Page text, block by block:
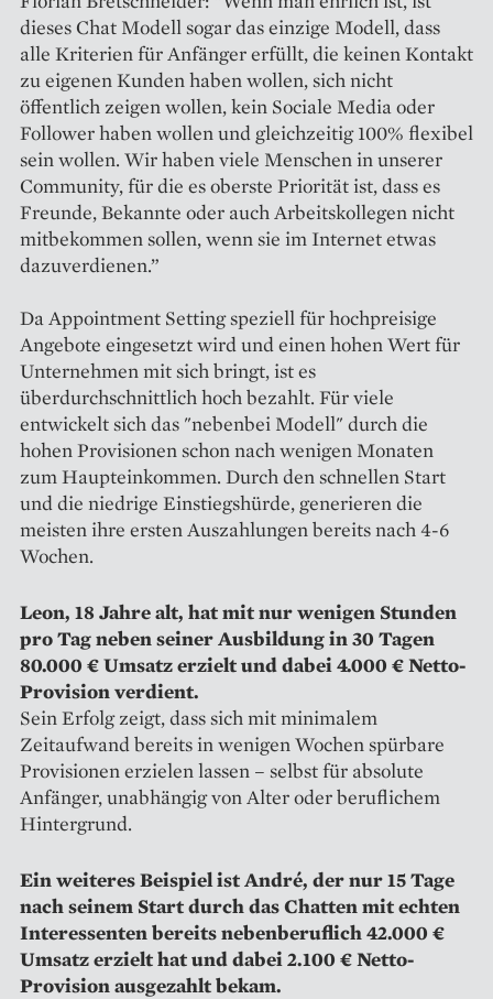
dieses Chat Modell sogar das einzige Modell, dass
alle Kriterien für Anfänger erfüllt, die keinen Kontakt
zu eigenen Kunden haben wollen, sich nicht
öffentlich zeigen wollen, kein Sociale Media oder
Follower haben wollen und gleichzeitig 100% flexibel
sein wollen. Wir haben viele Menschen in unserer
Community, für die es oberste Priorität ist, dass es
Freunde, Bekannte oder auch Arbeitskollegen nicht
mitbekommen sollen, wenn sie im Internet etwas
dazuverdienen.”
Da Appointment Setting speziell für hochpreisige
Angebote eingesetzt wird und einen hohen Wert für
Unternehmen mit sich bringt, ist es
überdurchschnittlich hoch bezahlt. Für viele
entwickelt sich das "nebenbei Modell" durch die
hohen Provisionen schon nach wenigen Monaten
zum Haupteinkommen. Durch den schnellen Start
und die niedrige Einstiegshürde, generieren die
meisten ihre ersten Auszahlungen bereits nach 4-6
Wochen.
Leon, 18 Jahre alt, hat mit nur wenigen Stunden
pro Tag neben seiner Ausbildung in 30 Tagen
80.000 € Umsatz erzielt und dabei 4.000 € Netto-
Provision verdient.
Sein Erfolg zeigt, dass sich mit minimalem
Zeitaufwand bereits in wenigen Wochen spürbare
Provisionen erzielen lassen – selbst für absolute
Anfänger, unabhängig von Alter oder beruflichem
Hintergrund.
Ein weiteres Beispiel ist André, der nur 15 Tage
nach seinem Start durch das Chatten mit echten
Interessenten bereits nebenberuflich 42.000 €
Umsatz erzielt hat und dabei 2.100 € Netto-
Provision ausgezahlt bekam.